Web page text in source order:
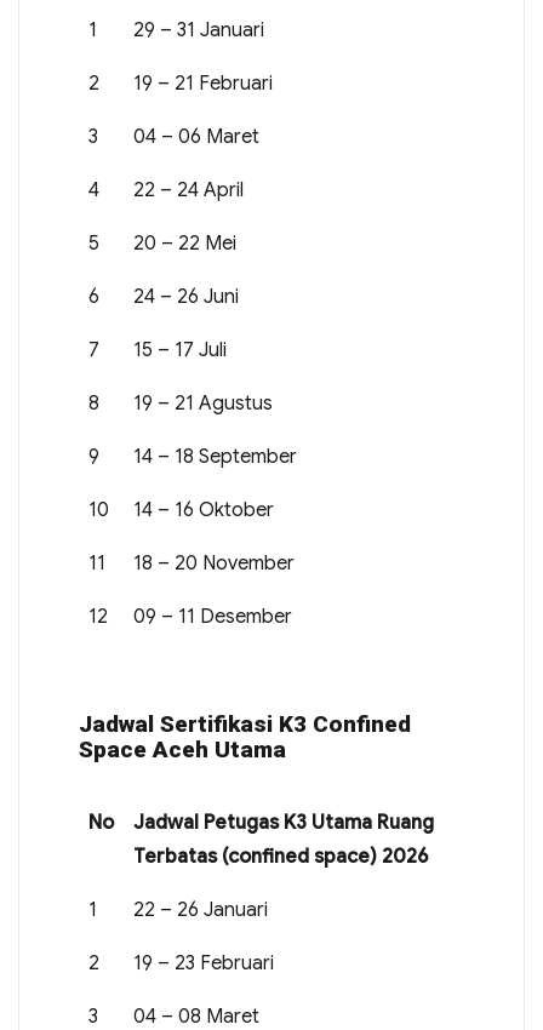
1 29 – 31 Januari
2 19 – 21 Februari
3 04 – 06 Maret
4 22 – 24 April
5 20 – 22 Mei
6 24 – 26 Juni
7 15 – 17 Juli
8 19 – 21 Agustus
9 14 – 18 September
10 14 – 16 Oktober
11 18 – 20 November
12 09 – 11 Desember
Jadwal Sertifikasi K3 Confined
Space Aceh Utama
No
Jadwal Petugas K3 Utama Ruang
Terbatas (confined space) 2026
1 22 – 26 Januari
2 19 – 23 Februari
3 04 – 08 Maret